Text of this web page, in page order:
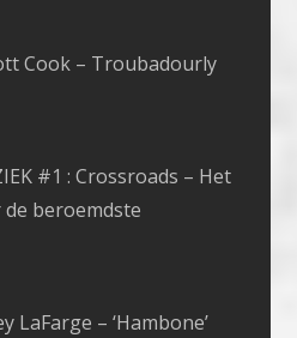
Cook – Troubadourly
#1 : Crossroads – Het
beroemdste
LaFarge – ‘Hambone’